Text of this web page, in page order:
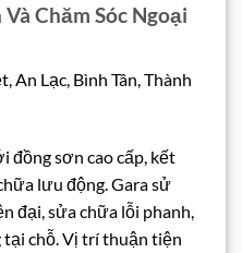
Chăm Sóc Ngoại
An Lạc, Bình Tân, Thành
đồng sơn cao cấp, kết
lưu động. Gara sử
đại, sửa chữa lỗi phanh,
tại chỗ. Vị trí thuận tiện